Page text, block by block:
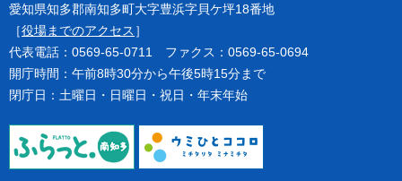
愛知県知多郡南知多町大字豊浜字貝ケ坪18番地
［役場までのアクセス ］
代表電話：0569-65-0711 ファクス：0569-65-0694
開庁時間：午前8時30分から午後5時15分まで
閉庁日：土曜日・日曜日・祝日・年末年始